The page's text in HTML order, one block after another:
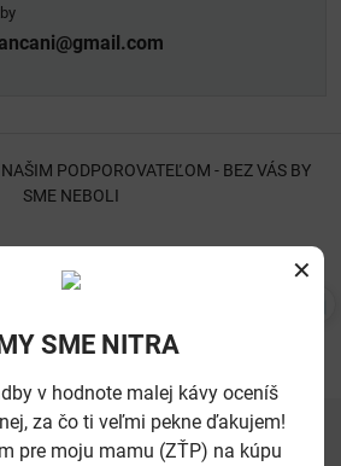
PODPOROVATEĽOM - BEZ VÁS BY
SME NEBOLI
✕
SME NITRA
v hodnote malej kávy oceníš
za čo ti veľmi pekne ďakujem!
pre moju mamu (ZŤP) na kúpu